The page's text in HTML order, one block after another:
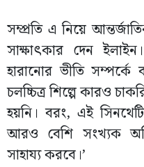
সম্প্রতি এ নিয়ে
সাক্ষাৎকার দেন
হারানোর ভীতি সম্পর্কে
চলচ্চিত্র শিল্পে কারও
হয়নি। বরং, এই
আরও বেশি সংখ্যক
সাহায্য করবে।’